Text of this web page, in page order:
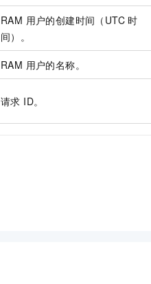
RAM 用户的创建时间（UTC 时
间）。
RAM 用户的名称。
请求 ID。